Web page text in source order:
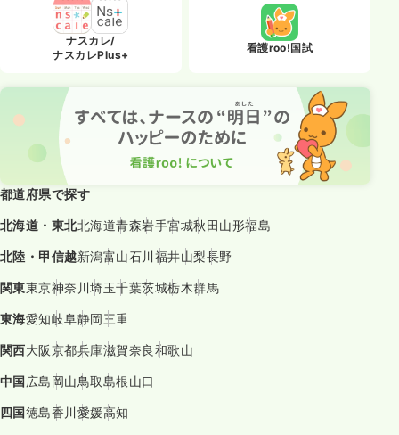
ナスカレ/
ナスカレPlus+
看護roo!国試
都道府県で探す
北海道・東北北海道青森岩手宮城秋田山形福島
北陸・甲信越新潟富山石川福井山梨長野
関東東京神奈川埼玉千葉茨城栃木群馬
東海愛知岐阜静岡三重
関西大阪京都兵庫滋賀奈良和歌山
中国広島岡山鳥取島根山口
四国徳島香川愛媛高知